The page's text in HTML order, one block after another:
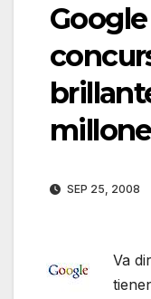
SEP 25, 2008
Va